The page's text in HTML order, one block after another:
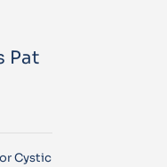
Pat
Cystic